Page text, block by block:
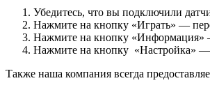
Убедитесь, что вы подключили
Нажмите на кнопку «Играть» —
Нажмите на кнопку «Информация»
Нажмите на кнопку «Настройка» —
Также наша компания всегда